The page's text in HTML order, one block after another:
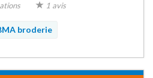
1 avis
broderie